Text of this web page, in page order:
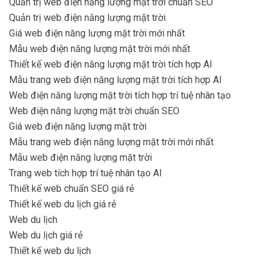
Quản trị web điện năng lượng mặt trời
Giá web điện năng lượng mặt trời mới nhất
Mẫu web điện năng lượng mặt trời mới nhất
Thiết kế web điện năng lượng mặt trời tích hợp AI
Mẫu trang web điện năng lượng mặt trời tích hợp AI
Web điện năng lượng mặt trời tích hợp trí tuệ nhân tạo
Web điện năng lượng mặt trời chuẩn SEO
Giá web điện năng lượng mặt trời
Mẫu trang web điện năng lượng mặt trời mới nhất
Mẫu web điện năng lượng mặt trời
Trang web tích hợp trí tuệ nhân tạo AI
Thiết kế web chuẩn SEO giá rẻ
Thiết kế web du lịch giá rẻ
Web du lịch
Web du lịch giá rẻ
Thiết kế web du lịch